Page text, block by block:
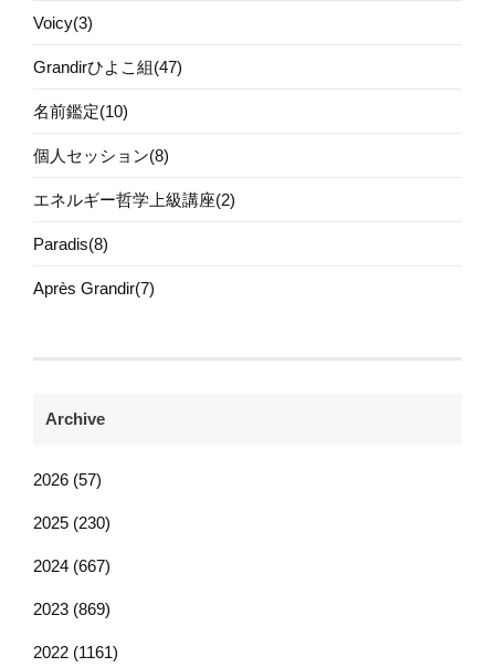
Voicy(3)
Grandirひよこ組(47)
名前鑑定(10)
個人セッション(8)
エネルギー哲学上級講座(2)
Paradis(8)
Après Grandir(7)
Archive
2026 (57)
2025 (230)
2024 (667)
2023 (869)
2022 (1161)